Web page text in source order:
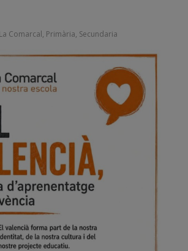
La Comarcal, Primària, Secundaria